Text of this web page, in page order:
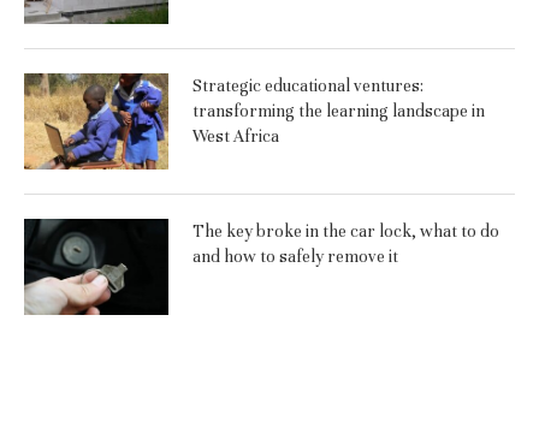
Strategic educational ventures:
transforming the learning landscape in
West Africa
The key broke in the car lock, what to do
and how to safely remove it